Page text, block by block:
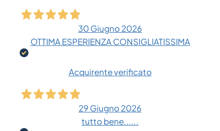
30 Giugno 2026
OTTIMA ESPERIENZA CONSIGLIATISSIMA
Acquirente verificato
29 Giugno 2026
tutto bene......